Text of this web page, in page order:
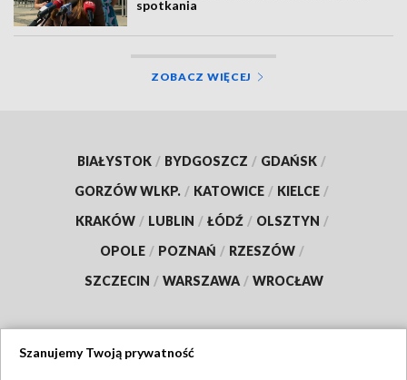
spotkania
ZOBACZ WIĘCEJ
BIAŁYSTOK / BYDGOSZCZ / GDAŃSK /
GORZÓW WLKP. / KATOWICE / KIELCE /
KRAKÓW / LUBLIN / ŁÓDŹ / OLSZTYN /
OPOLE / POZNAŃ / RZESZÓW /
SZCZECIN / WARSZAWA / WROCŁAW
Szanujemy Twoją prywatność